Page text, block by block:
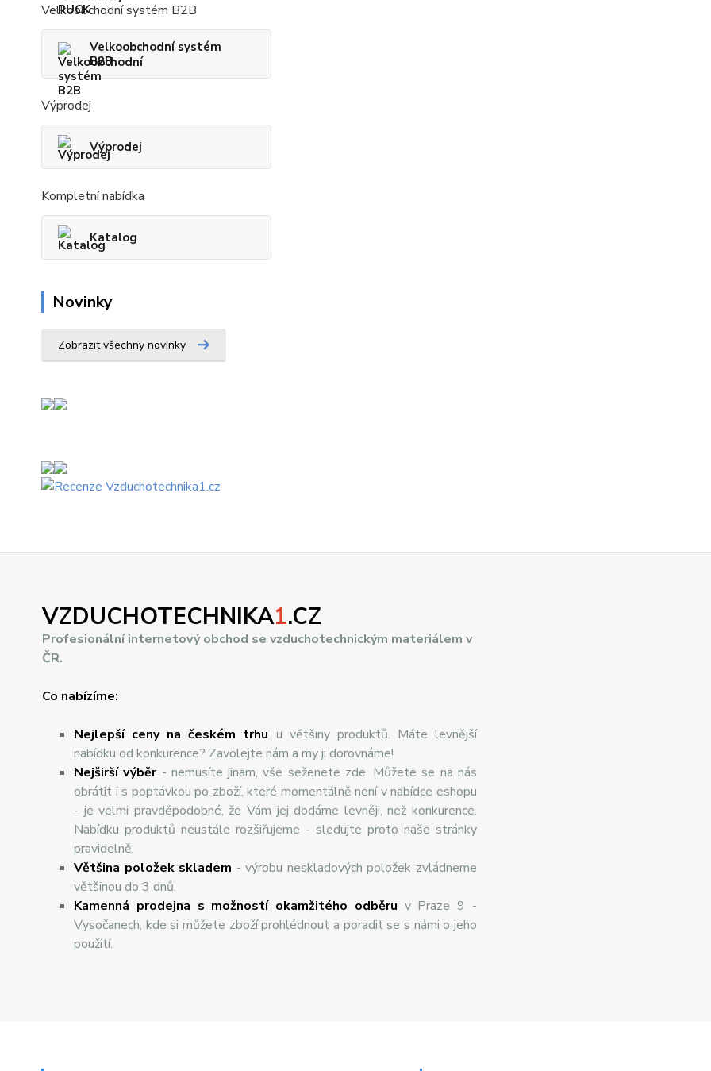
Velkoobchodní systém B2B
Velkoobchodní systém
B2B
Výprodej
Výprodej
Kompletní nabídka
Katalog
Novinky
Zobrazit všechny novinky
VZDUCHOTECHNIKA1.CZ
Profesionální internetový obchod se vzduchotechnickým materiálem v
ČR.
Co nabízíme:
Nejlepší ceny na českém trhu u většiny produktů. Máte levnější
nabídku od konkurence? Zavolejte nám a my ji dorovnáme!
Nejširšívýběr- nemusíte jinam, vše seženete zde. Můžete se na nás
obrátit i s poptávkou po zboží, které momentálně není v nabídce eshopu
- je velmi pravděpodobné, že Vám jej dodáme levněji, než konkurence.
Nabídku produktů neustále rozšiřujeme - sledujte proto naše stránky
pravidelně.
Většina položek skladem - výrobu neskladových položek zvládneme
většinou do 3 dnů.
Kamenná prodejna s možností okamžitého odběru v Praze 9 -
Vysočanech, kde si můžete zboží prohlédnout a poradit se s námi o jeho
použití.